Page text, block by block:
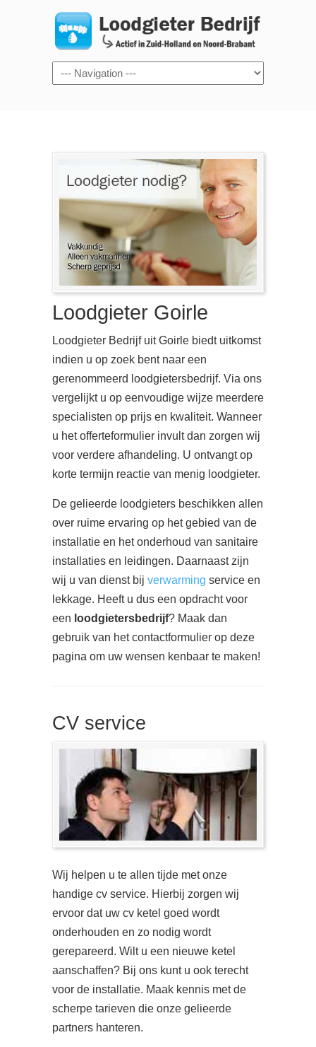
Navigation
Loodgieter Goirle
Loodgieter Bedrijf uit Goirle biedt uitkomst
indien u op zoek bent naar een
gerenommeerd loodgietersbedrijf. Via ons
vergelijkt u op eenvoudige wijze meerdere
specialisten op prijs en kwaliteit. Wanneer
u het offerteformulier invult dan zorgen wij
voor verdere afhandeling. U ontvangt op
korte termijn reactie van menig loodgieter.
De gelieerde loodgieters beschikken allen
over ruime ervaring op het gebied van de
installatie en het onderhoud van sanitaire
installaties en leidingen. Daarnaast zijn
wij u van dienst bij verwarming service en
lekkage. Heeft u dus een opdracht voor
een loodgietersbedrijf? Maak dan
gebruik van het contactformulier op deze
pagina om uw wensen kenbaar te maken!
CV service
Wij helpen u te allen tijde met onze
handige cv service. Hierbij zorgen wij
ervoor dat uw cv ketel goed wordt
onderhouden en zo nodig wordt
gerepareerd. Wilt u een nieuwe ketel
aanschaffen? Bij ons kunt u ook terecht
voor de installatie. Maak kennis met de
scherpe tarieven die onze gelieerde
partners hanteren.